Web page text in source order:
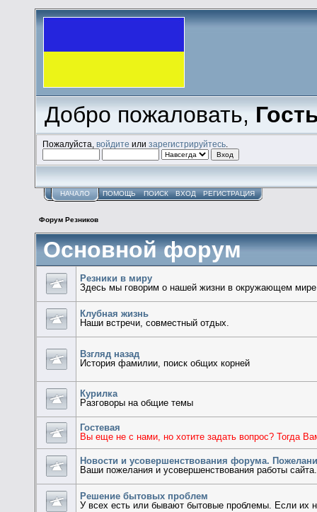
Добро пожаловать,
Пожалуйста,войдите илизарегистрируйтесь
НАЧАЛО ПОМОЩЬ ПОИСК ВХОД РЕГИСТРАЦИЯ
Форум Резников
Основной форум
Резники в миру
Здесь мы говорим о нашей жизни в окружающем
Клубная жизнь
Наши встречи, совместный отдых.
Взгляд назад
История фамилии, поиск общих корней
Курилка
Разговоры на общие темы
Гостевая
Вы еще не с нами, но хотите задать вопрос? Тогда
Новости и усовершенствования форума.
Ваши пожелания и усовершенствования работы сайта.
Решение бытовых проблем
У всех есть или бывают бытовые проблемы. Если их